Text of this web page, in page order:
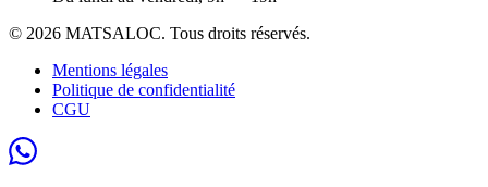
© 2026 MATSALOC. Tous droits réservés.
Mentions légales
Politique de confidentialité
CGU